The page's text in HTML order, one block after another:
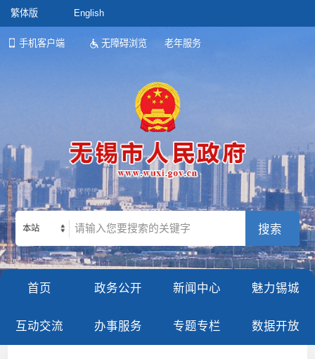
繁体版 English
手机客户端 无障碍浏览 老年服务
本站
首页 政务公开 新闻中心 魅力锡城
互动交流 办事服务 专题专栏 数据开放